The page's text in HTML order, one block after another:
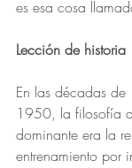
es esa cosa
Lección de historia
En las décadas
1950, la filosofía
dominante era la
entrenamiento por